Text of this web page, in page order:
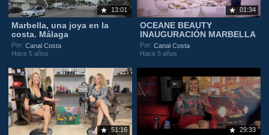
13:01
Marbella, una joya en la
costa. Málaga
Por:Canal Costa
Hace 5 años
01:34
OCEANE BEAUTY
INAUGURACIÓN MARBELLA
Por:Canal Costa
Hace 5 años
51:16 29:33